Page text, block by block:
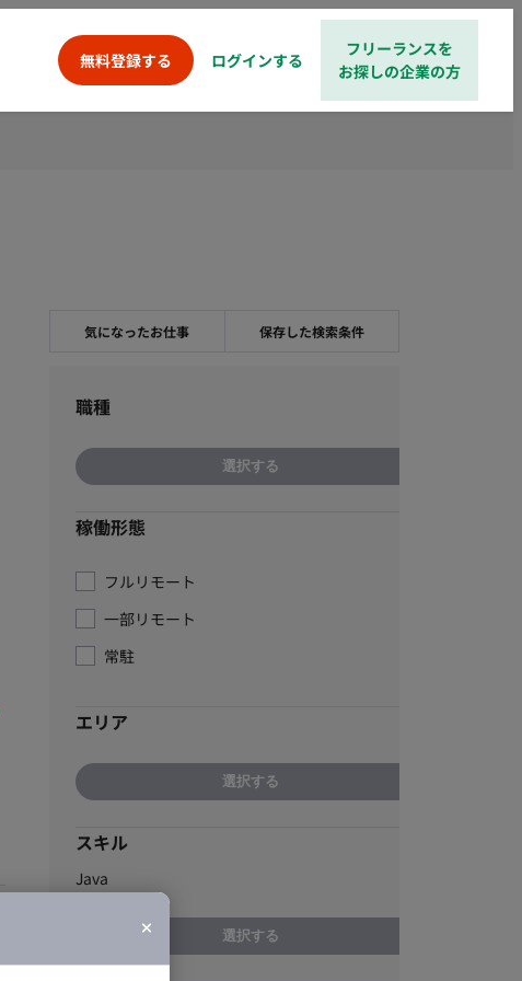
無料登録する ログインする
フリーランスを
お探しの企業の方
気になったお仕事 保存した検索条件
職種
選択する
稼働形態
フルリモート
一部リモート
常駐
エリア
選択する
スキル
Java
選択する